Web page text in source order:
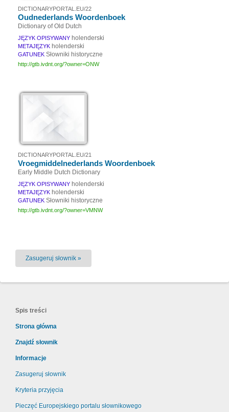
DICTIONARYPORTAL.EU/22
Oudnederlands Woordenboek
Dictionary of Old Dutch
JĘZYK OPISYWANY holenderski
METAJĘZYK holenderski
GATUNEK Słowniki historyczne
http://gtb.ivdnt.org/?owner=ONW
DICTIONARYPORTAL.EU/21
Vroegmiddelnederlands Woordenboek
Early Middle Dutch Dictionary
JĘZYK OPISYWANY holenderski
METAJĘZYK holenderski
GATUNEK Słowniki historyczne
http://gtb.ivdnt.org/?owner=VMNW
Zasugeruj słownik »
Spis treści
Strona główna
Znajdź słownik
Informacje
Zasugeruj słownik
Kryteria przyjęcia
Pieczęć Europejskiego portalu słownikowego